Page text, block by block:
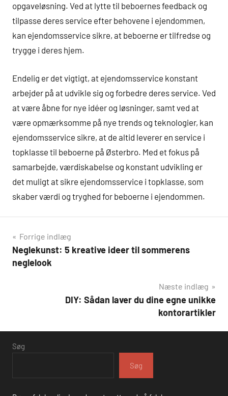
opgaveløsning. Ved at lytte til beboernes feedback og
tilpasse deres service efter behovene i ejendommen,
kan ejendomsservice sikre, at beboerne er tilfredse og
trygge i deres hjem.
Endelig er det vigtigt, at ejendomsservice konstant
arbejder på at udvikle sig og forbedre deres service. Ved
at være åbne for nye idéer og løsninger, samt ved at
være opmærksomme på nye trends og teknologier, kan
ejendomsservice sikre, at de altid leverer en service i
topklasse til beboerne på Østerbro. Med et fokus på
samarbejde, værdiskabelse og konstant udvikling er
det muligt at sikre ejendomsservice i topklasse, som
skaber værdi og tryghed for beboerne i ejendommen.
Indlægsnavigation
Forrige indlæg
Neglekunst: 5 kreative ideer til sommerens
neglelook
Næste indlæg
DIY: Sådan laver du dine egne unikke
kontorartikler
Søg
Søg